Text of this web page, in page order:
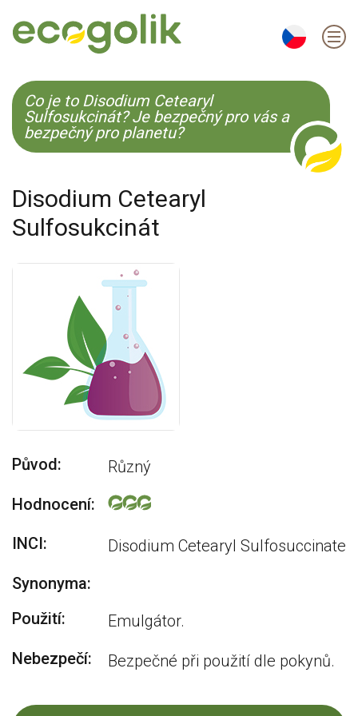
EN ES KO
Co je to Disodium Cetearyl
Sulfosukcinát? Je bezpečný pro vás a
bezpečný pro planetu?
Disodium Cetearyl
Sulfosukcinát
Původ:
Různý
Hodnocení:
INCI:
Disodium Cetearyl Sulfosuccinate
Synonyma:
Použití:
Emulgátor.
Nebezpečí:
Bezpečné při použití dle pokynů.